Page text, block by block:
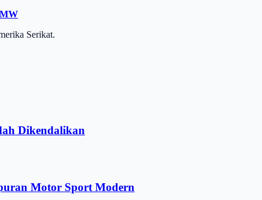
Serikat.
Dikendalikan
Motor Sport Modern